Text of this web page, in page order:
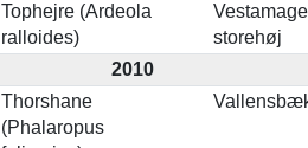
Tophejre (Ardeola
ralloides)
storehøj
2010
Thorshane
(Phalaropus